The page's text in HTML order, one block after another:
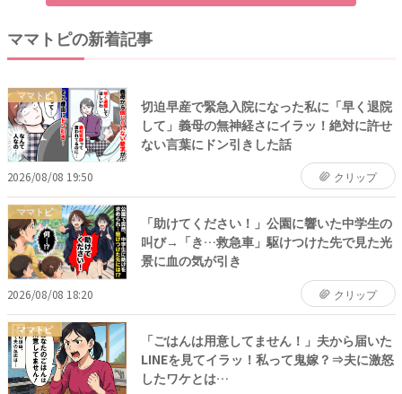
ママトピの新着記事
ママトピ
切迫早産で緊急入院になった私に「早く退院
して」義母の無神経さにイラッ！絶対に許せ
ない言葉にドン引きした話
2026/08/08 19:50 クリップ
ママトピ
「助けてください！」公園に響いた中学生の
叫び→「き…救急車」駆けつけた先で見た光
景に血の気が引き
2026/08/08 18:20 クリップ
ママトピ
「ごはんは用意してません！」夫から届いた
LINEを見てイラッ！私って鬼嫁？⇒夫に激怒
したワケとは…